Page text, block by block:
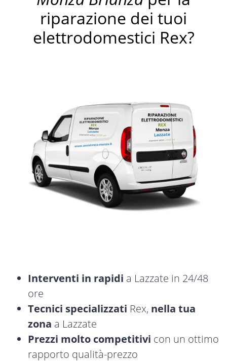
riparazione dei tuoi
elettrodomestici Rex?
Interventi in rapidi a Lazzate in 24/48
ore
Tecnici specializzati Rex, nella tua
zona a Lazzate
Prezzi molto competitivi con un ottimo
rapporto qualità-prezzo